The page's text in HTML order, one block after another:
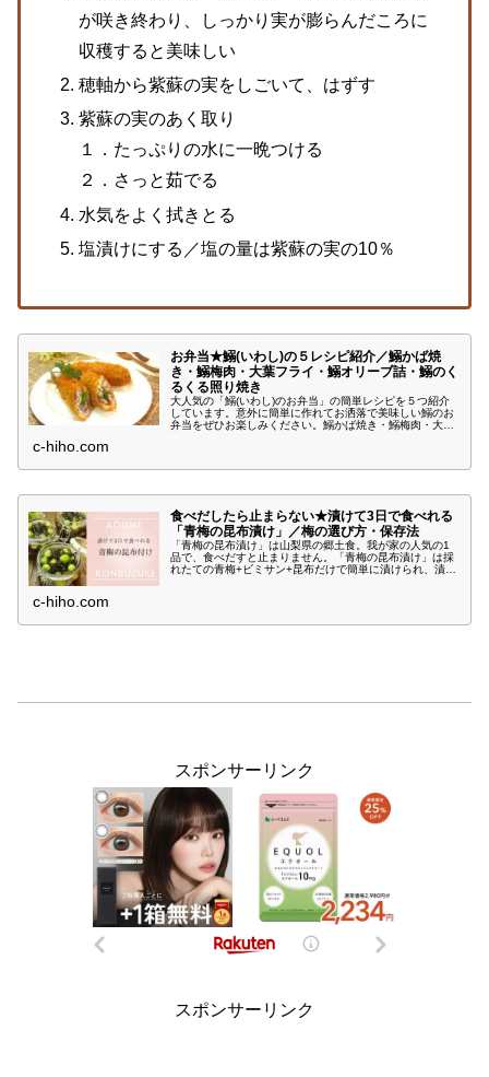
が咲き終わり、しっかり実が膨らんだころに
収穫すると美味しい
穂軸から紫蘇の実をしごいて、はずす
紫蘇の実のあく取り
１．たっぷりの水に一晩つける
２．さっと茹でる
水気をよく拭きとる
塩漬けにする／塩の量は紫蘇の実の10％
お弁当★鰯(いわし)の５レシピ紹介／鰯かば焼
き・鰯梅肉・大葉フライ・鰯オリーブ詰・鰯のく
るくる照り焼き
大人気の「鰯(いわし)のお弁当」の簡単レシピを５つ紹介
しています。意外に簡単に作れてお洒落で美味しい鰯のお
弁当をぜひお楽しみください。鰯かば焼き・鰯梅肉・大葉
c-hiho.com
食べだしたら止まらない★漬けて3日で食べれる
「青梅の昆布漬け」／梅の選び方・保存法
「青梅の昆布漬け」は山梨県の郷土食。我が家の人気の1
品で、食べだすと止まりません。「青梅の昆布漬け」は採
れたての青梅+ビミサン+昆布だけで簡単に漬けられ、漬け
c-hiho.com
スポンサーリンク
スポンサーリンク